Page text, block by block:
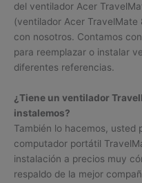
del ventilador Acer
(ventilador Acer
con nosotros. Contamos
para reemplazar o instalar
diferentes referencias.
¿Tiene un ventilador
instalemos?
También lo hacemos, usted
computador portátil
instalación a precios muy
respaldo de la mejor